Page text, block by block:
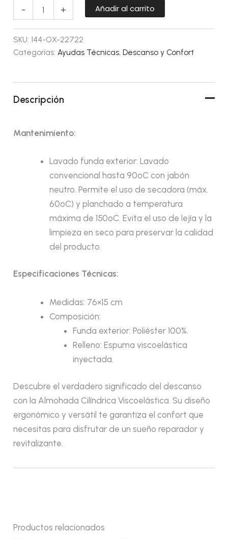
- + Añadir al carrito
SKU: 144-OX-22722
Categorías:Ayudas Técnicas,Descanso y Confort
Descripción
Mantenimiento:
Lavado funda exterior: Lavado
convencional hasta 90ºC con jabón
neutro. Permite el uso de secadora (máx.
60ºC) y planchado a temperatura
máxima de 150ºC. Evita el uso de lejía y la
limpieza en seco para preservar la calidad
del producto.
Especificaciones Técnicas:
Medidas: 76×15 cm
Composición:
Funda exterior: Poliéster 100%.
Relleno: Espuma viscoelástica
inyectada.
Descubre el verdadero significado del descanso
con la Almohada Cilíndrica Viscoelástica. Su diseño
ergonómico y versátil te garantiza el confort que
necesitas para disfrutar de un sueño reparador y
revitalizante.
Productos relacionados